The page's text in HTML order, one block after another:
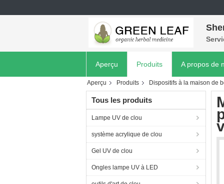
Aperçu Produits A propos de
Aperçu Produits Dispositifs à la maison de
Tous les produits
Lampe UV de clou
système acrylique de clou
Gel UV de clou
Ongles lampe UV à LED